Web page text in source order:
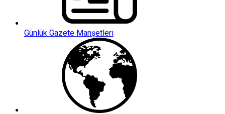
Günlük Gazete Manşetleri